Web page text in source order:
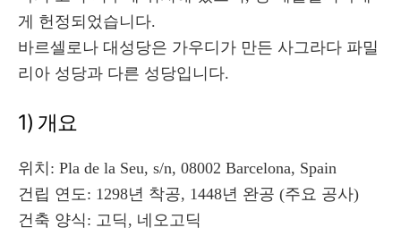
게 헌정되었습니다.
바르셀로나 대성당은 가우디가 만든 사그라다 파밀
리아 성당과 다른 성당입니다.
1) 개요
위치: Pla de la Seu, s/n, 08002 Barcelona, Spain
건립 연도: 1298년 착공, 1448년 완공 (주요 공사)
건축 양식: 고딕, 네오고딕